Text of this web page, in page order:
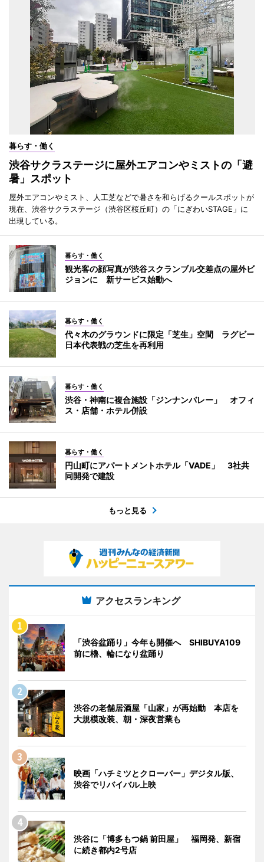
暮らす・働く
渋谷サクラステージに屋外エアコンやミストの「避
暑」スポット
屋外エアコンやミスト、人工芝などで暑さを和らげるクールスポットが
現在、渋谷サクラステージ（渋谷区桜丘町）の「にぎわいSTAGE」に
出現している。
暮らす・働く
観光客の顔写真が渋谷スクランブル交差点の屋外ビ
ジョンに 新サービス始動へ
暮らす・働く
代々木のグラウンドに限定「芝生」空間 ラグビー
日本代表戦の芝生を再利用
暮らす・働く
渋谷・神南に複合施設「ジンナンバレー」 オフィ
ス・店舗・ホテル併設
暮らす・働く
円山町にアパートメントホテル「VADE」 3社共
同開発で建設
もっと見る
アクセスランキング
「渋谷盆踊り」今年も開催へ SHIBUYA109
前に櫓、輪になり盆踊り
渋谷の老舗居酒屋「山家」が再始動 本店を
大規模改装、朝・深夜営業も
映画「ハチミツとクローバー」デジタル版、
渋谷でリバイバル上映
渋谷に「博多もつ鍋 前田屋」 福岡発、新宿
に続き都内2号店